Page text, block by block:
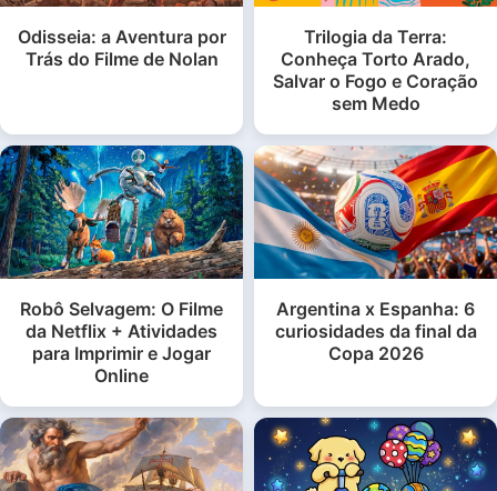
Odisseia: a Aventura por
Trás do Filme de Nolan
Trilogia da Terra:
Conheça Torto Arado,
Salvar o Fogo e Coração
sem Medo
Robô Selvagem: O Filme
da Netflix + Atividades
para Imprimir e Jogar
Online
Argentina x Espanha: 6
curiosidades da final da
Copa 2026